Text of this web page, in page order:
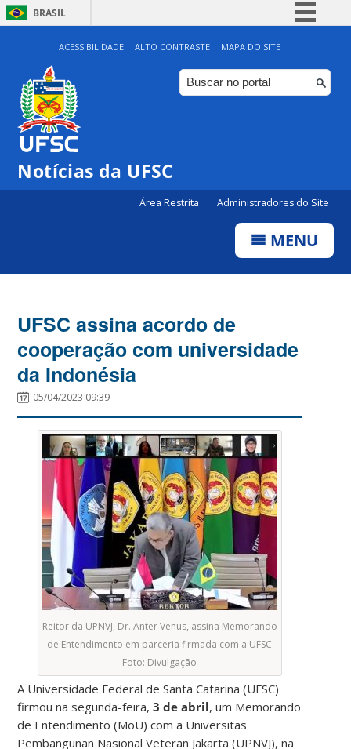
BRASIL
Simplifique!
Comunica BR
Participe
ACESSIBILIDADE ALTO CONTRASTE MAPA DO SITE
Notícias da UFSC
Área Restrita Administradores do Site
MENU
UFSC assina acordo de
cooperação com universidade
da Indonésia
05/04/2023 09:39
Reitor da UPNVJ, Dr. Anter Venus, assina Memorando
de Entendimento em parceria firmada com a UFSC
Foto: Divulgação
A Universidade Federal de Santa Catarina (UFSC)
firmou na segunda-feira,3 de abril, um Memorando
de Entendimento (MoU) com a Universitas
Pembangunan Nasional Veteran Jakarta (UPNVJ), na